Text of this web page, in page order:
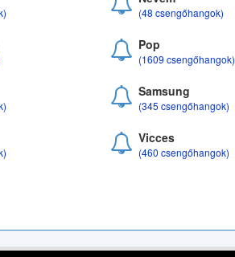
(48 csengőhangok)
Pop
(1609 csengőhangok)
Samsung
(345 csengőhangok)
Vicces
(460 csengőhangok)